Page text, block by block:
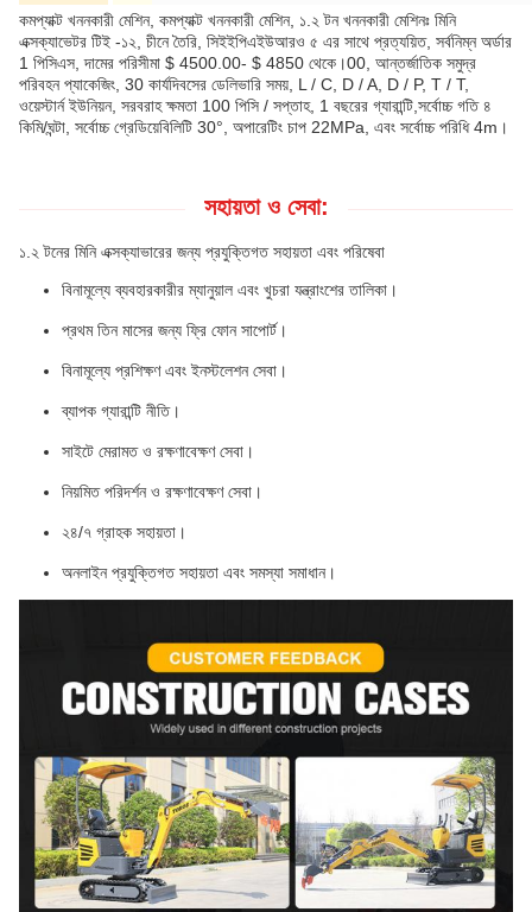
কমপ্যাক্ট খননকারী মেশিন, কমপ্যাক্ট খননকারী মেশিন, ১.২ টন খননকারী মেশিনঃ মিনি
এক্সক্যাভেটর টিই -১২, চীনে তৈরি, সিইইপিএইউআরও ৫ এর সাথে প্রত্যয়িত, সর্বনিম্ন অর্ডার
1 পিসিএস, দামের পরিসীমা $ 4500.00- $ 4850 থেকে।00, আন্তর্জাতিক সমুদ্র
পরিবহন প্যাকেজিং, 30 কার্যদিবসের ডেলিভারি সময়, L / C, D / A, D / P, T / T,
ওয়েস্টার্ন ইউনিয়ন, সরবরাহ ক্ষমতা 100 পিসি / সপ্তাহ, 1 বছরের গ্যারান্টি,সর্বোচ্চ গতি ৪
কিমি/ঘন্টা, সর্বোচ্চ গ্রেডিয়েবিলিটি 30°, অপারেটিং চাপ 22MPa, এবং সর্বোচ্চ পরিধি 4m।
সহায়তা ও সেবা:
১.২ টনের মিনি এক্সক্যাভারের জন্য প্রযুক্তিগত সহায়তা এবং পরিষেবা
বিনামূল্যে ব্যবহারকারীর ম্যানুয়াল এবং খুচরা যন্ত্রাংশের তালিকা।
প্রথম তিন মাসের জন্য ফ্রি ফোন সাপোর্ট।
বিনামূল্যে প্রশিক্ষণ এবং ইনস্টলেশন সেবা।
ব্যাপক গ্যারান্টি নীতি।
সাইটে মেরামত ও রক্ষণাবেক্ষণ সেবা।
নিয়মিত পরিদর্শন ও রক্ষণাবেক্ষণ সেবা।
২৪/৭ গ্রাহক সহায়তা।
অনলাইন প্রযুক্তিগত সহায়তা এবং সমস্যা সমাধান।